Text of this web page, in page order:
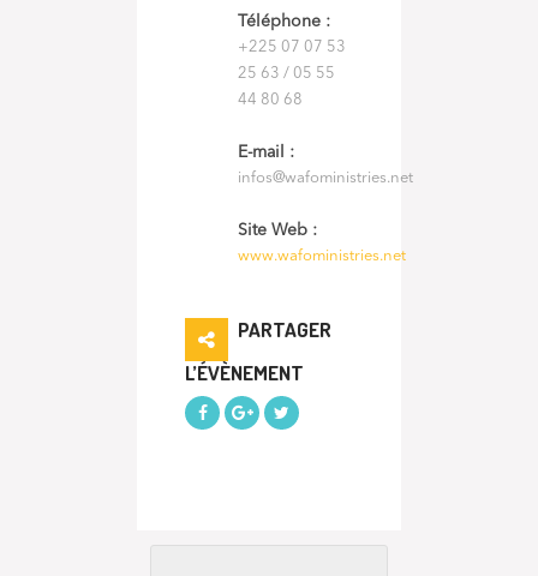
Téléphone :
+225 07 07 53
25 63 / 05 55
44 80 68
E-mail :
infos@wafoministries.net
Site Web :
www.wafoministries.net
PARTAGER
L’ÉVÈNEMENT